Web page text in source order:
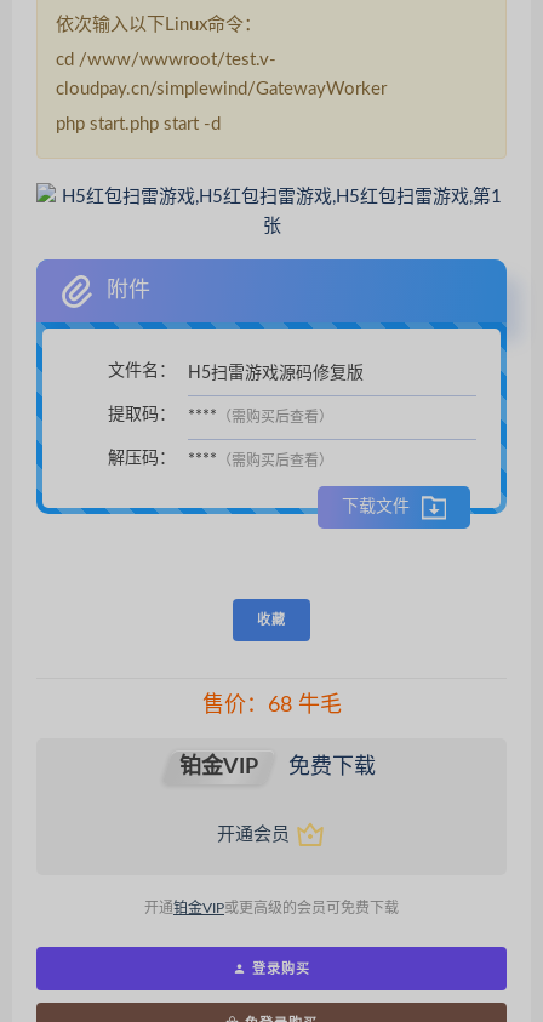
依次输入以下Linux命令：
cd /www/wwwroot/test.v-
cloudpay.cn/simplewind/GatewayWorker
php start.php start -d
附件
文件名： H5扫雷游戏源码修复版
提取码： **** （需购买后查看）
解压码： **** （需购买后查看）
下载文件
收藏
售价： 68牛毛
铂金VIP 免费下载
开通会员
开通铂金VIP或更高级的会员可免费下载
登录购买